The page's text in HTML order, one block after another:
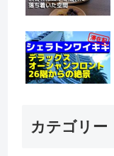
カテゴリー